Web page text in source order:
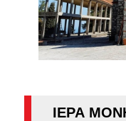
ΙΕΡΑ